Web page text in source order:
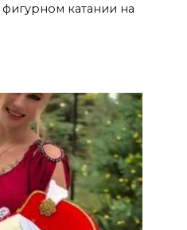
катании на